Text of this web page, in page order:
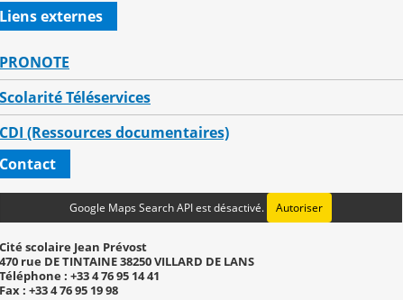
Liens externes
PRONOTE
Scolarité Téléservices
CDI (Ressources documentaires)
Contact
Google Maps Search API est désactivé. Autoriser
Cité scolaire Jean Prévost
470 rue DE TINTAINE 38250 VILLARD DE LANS
Téléphone : +33 4 76 95 14 41
Fax : +33 4 76 95 19 98